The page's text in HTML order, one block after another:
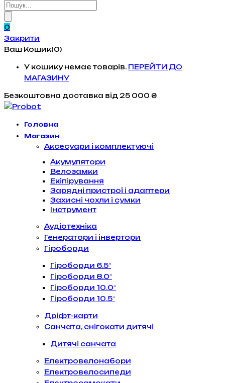
Products
0
Закрити
Ваш Кошик(0)
У кошику немає товарів. ПЕРЕЙТИ ДО
МАГАЗИНУ
Безкоштовна доставка від 25 000 ₴
Головна
Магазин
Аксесуари і комплектуючі
Акумулятори
Велозамки
Екіпірування
Зарядні пристрої і адаптери
Захисні чохли і сумки
Інструмент
Аудіотехніка
Генератори і інвертори
Гіроборди
Гіроборди 6.5″
Гіроборди 8.0″
Гіроборди 10.0″
Гіроборди 10.5″
Дріфт-карти
Санчата, снігокати дитячі
Дитячі санчата
Електровелонабори
Електровелосипеди